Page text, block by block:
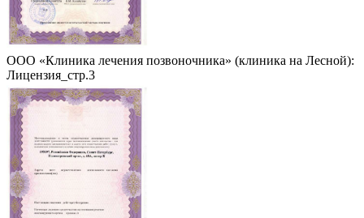
ООО «Клиника лечения позвоночника» (клиника на Лесной):
Лицензия_стр.3